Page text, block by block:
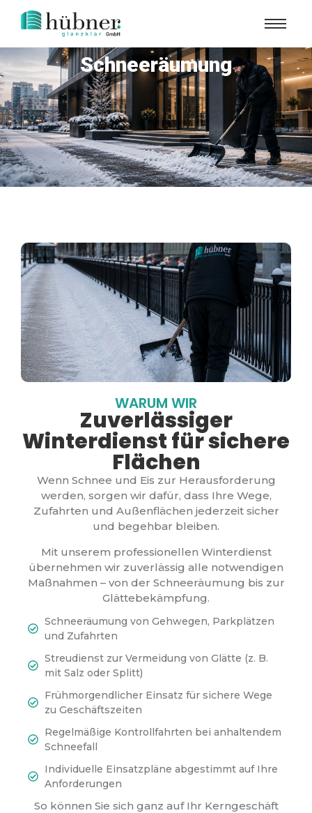
Schneeräumung
WARUM WIR
Zuverlässiger
Winterdienst für sichere
Flächen
Wenn Schnee und Eis zur Herausforderung
werden, sorgen wir dafür, dass Ihre Wege,
Zufahrten und Außenflächen jederzeit sicher
und begehbar bleiben.
Mit unserem professionellen Winterdienst
übernehmen wir zuverlässig alle notwendigen
Maßnahmen – von der Schneeräumung bis zur
Glättebekämpfung.
Schneeräumung von Gehwegen, Parkplätzen
und Zufahrten
Streudienst zur Vermeidung von Glätte (z. B.
mit Salz oder Splitt)
Frühmorgendlicher Einsatz für sichere Wege
zu Geschäftszeiten
Regelmäßige Kontrollfahrten bei anhaltendem
Schneefall
Individuelle Einsatzpläne abgestimmt auf Ihre
Anforderungen
So können Sie sich ganz auf Ihr Kerngeschäft